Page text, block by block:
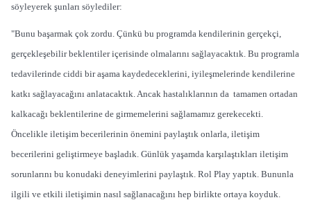
söyleyerek şunları söylediler:
"Bunu başarmak çok zordu. Çünkü bu programda kendilerinin gerçekçi,
gerçekleşebilir beklentiler içerisinde olmalarını sağlayacaktık. Bu programla
tedavilerinde ciddi bir aşama kaydedeceklerini, iyileşmelerinde kendilerine
katkı sağlayacağını anlatacaktık. Ancak hastalıklarının da tamamen ortadan
kalkacağı beklentilerine de girmemelerini sağlamamız gerekecekti.
Öncelikle iletişim becerilerinin önemini paylaştık onlarla, iletişim
becerilerini geliştirmeye başladık. Günlük yaşamda karşılaştıkları iletişim
sorunlarını bu konudaki deneyimlerini paylaştık. Rol Play yaptık. Bununla
ilgili ve etkili iletişimin nasıl sağlanacağını hep birlikte ortaya koyduk.